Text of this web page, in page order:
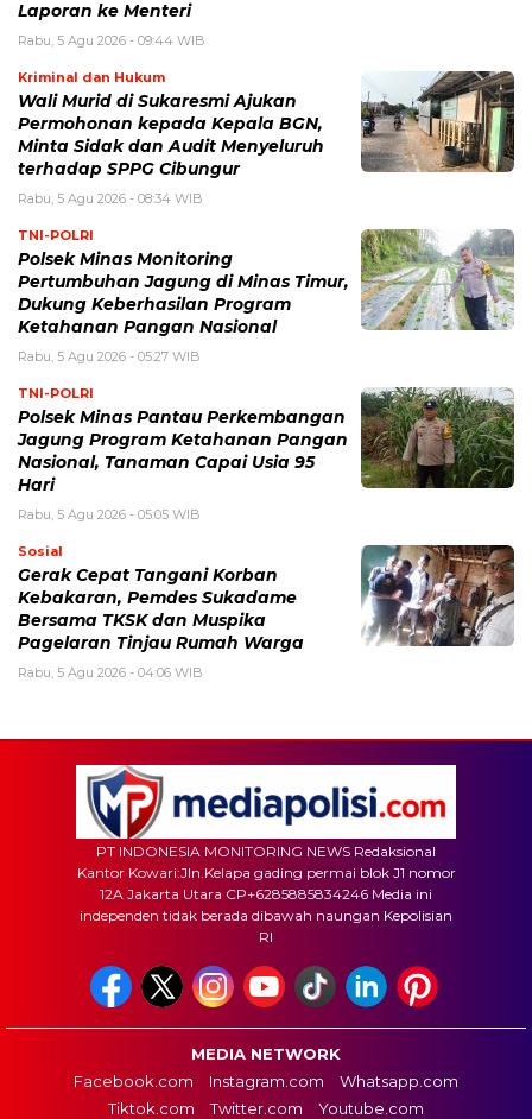
Laporan ke Menteri
Rabu, 5 Agu 2026 - 09:44 WIB
Kriminal dan Hukum
Wali Murid di Sukaresmi Ajukan
Permohonan kepada Kepala BGN,
Minta Sidak dan Audit Menyeluruh
terhadap SPPG Cibungur
Rabu, 5 Agu 2026 - 08:34 WIB
TNI-POLRI
Polsek Minas Monitoring
Pertumbuhan Jagung di Minas Timur,
Dukung Keberhasilan Program
Ketahanan Pangan Nasional
Rabu, 5 Agu 2026 - 05:27 WIB
TNI-POLRI
Polsek Minas Pantau Perkembangan
Jagung Program Ketahanan Pangan
Nasional, Tanaman Capai Usia 95
Hari
Rabu, 5 Agu 2026 - 05:05 WIB
Sosial
Gerak Cepat Tangani Korban
Kebakaran, Pemdes Sukadame
Bersama TKSK dan Muspika
Pagelaran Tinjau Rumah Warga
Rabu, 5 Agu 2026 - 04:06 WIB
PT INDONESIA MONITORING NEWS Redaksional
Kantor Kowari:Jln.Kelapa gading permai blok J1 nomor
12A Jakarta Utara CP+6285885834246 Media ini
independen tidak berada dibawah naungan Kepolisian
RI
MEDIA NETWORK
Facebook.com
Instagram.com
Whatsapp.com
Tiktok.com
Twitter.com Youtube.com